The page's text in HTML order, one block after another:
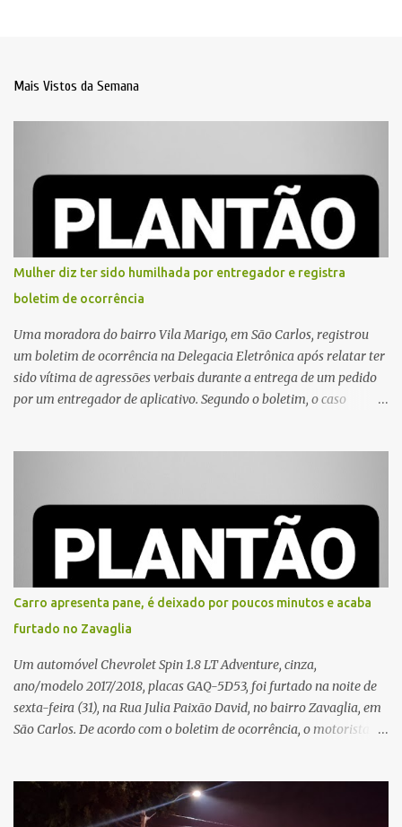
Mais Vistos da Semana
Mulher diz ter sido humilhada por entregador e registra
boletim de ocorrência
Uma moradora do bairro Vila Marigo, em São Carlos, registrou
um boletim de ocorrência na Delegacia Eletrônica após relatar ter
sido vítima de agressões verbais durante a entrega de um pedido
por um entregador de aplicativo. Segundo o boletim, o caso
proximidades. Ainda conforme o registro policial, a vítima relatou
que, ao receber a entrega, voltou a ser ofendida com palavras de
baixo calão e insultos. Ela informou à Polícia Civil que mora
sozinha e que se sentiu ameaçada, coagida e humilhada com a
situação. Fonte: São Carlos Agora
Carro apresenta pane, é deixado por poucos minutos e acaba
furtado no Zavaglia
Um automóvel Chevrolet Spin 1.8 LT Adventure, cinza,
ano/modelo 2017/2018, placas GAQ-5D53, foi furtado na noite de
sexta-feira (31), na Rua Julia Paixão David, no bairro Zavaglia, em
São Carlos. De acordo com o boletim de ocorrência, o motorista
partida. Ainda segundo o registro policial, o condutor estacionou o
carro, certificou-se de que todas as portas estavam trancadas,